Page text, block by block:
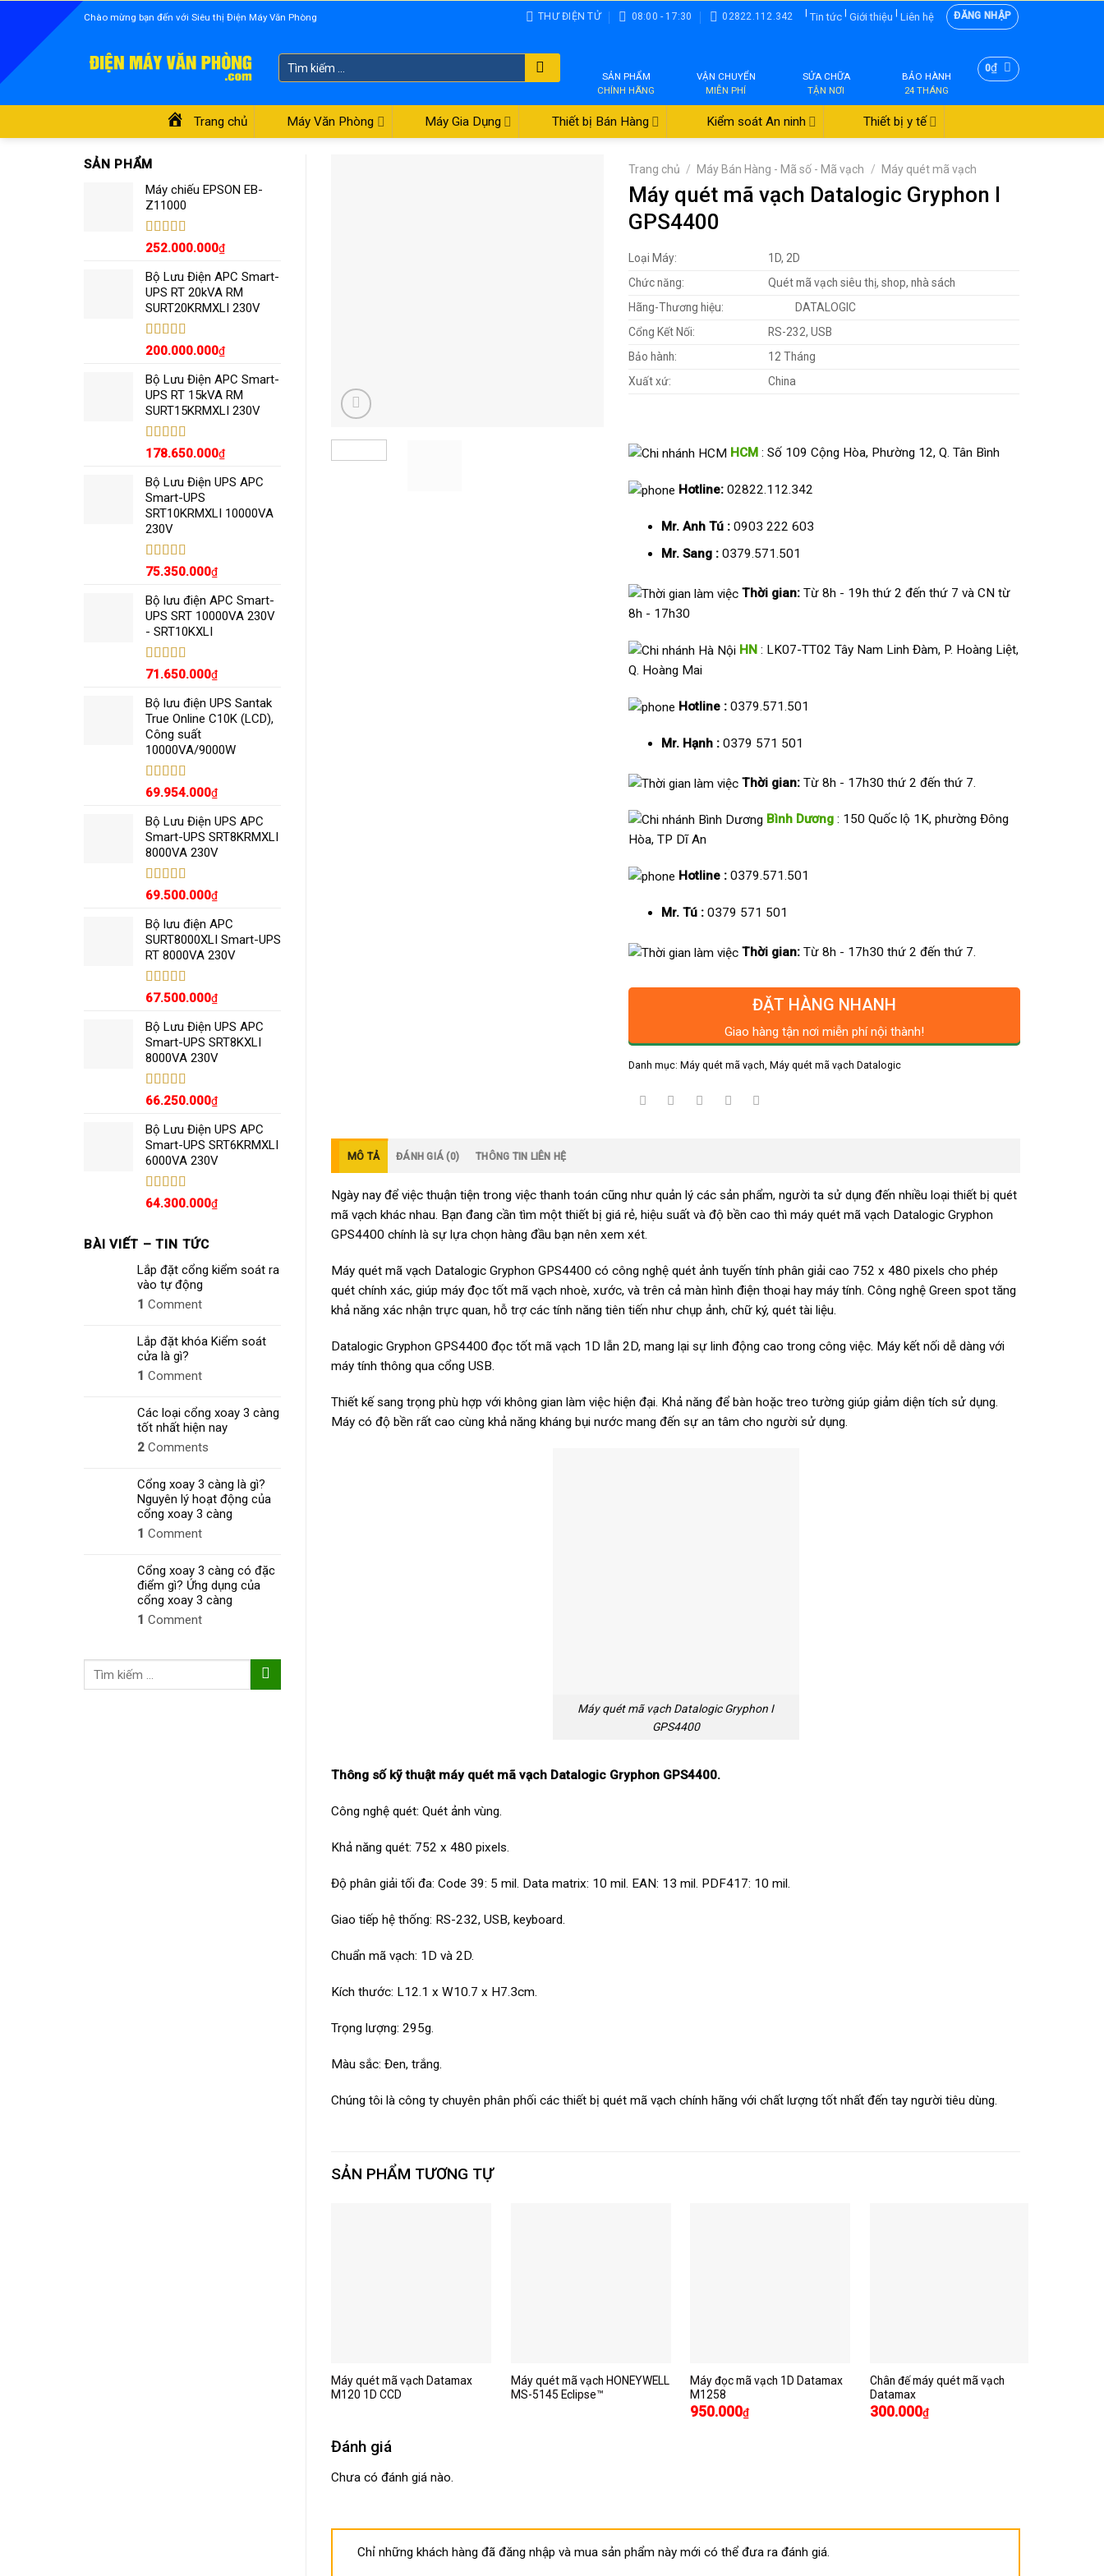
content
Chào mừng bạn đến với Siêu thị Điện Máy Văn Phòng THƯ ĐIỆN TỬ 08:00 - 17:30 02822.112.342 |Tin tức | Giới thiệu | Liên hệ ĐĂNG NHẬP
Tìm
kiếm:
SẢN PHẨM
CHÍNH HÃNG
VẬN CHUYỂN
MIỄN PHÍ
SỬA CHỮA
TẬN NƠI
BẢO HÀNH
24 THÁNG
0₫
Trang chủ Máy Văn Phòng Máy Gia Dụng Thiết bị Bán Hàng Kiểm soát An ninh Thiết bị y tế
SẢN PHẨM
Máy chiếu EPSON EB-
Z11000
Được xếp
sao
252.000.000₫
Bộ Lưu Điện APC Smart-
UPS RT 20kVA RM
SURT20KRMXLI 230V
Được xếp
5 sao
200.000.000₫
Bộ Lưu Điện APC Smart-
UPS RT 15kVA RM
SURT15KRMXLI 230V
Được xếp
sao
178.650.000₫
Bộ Lưu Điện UPS APC
Smart-UPS
SRT10KRMXLI 10000VA
230V
Được xếp
sao
75.350.000₫
Bộ lưu điện APC Smart-
UPS SRT 10000VA 230V
- SRT10KXLI
Được xếp
sao
71.650.000₫
Bộ lưu điện UPS Santak
True Online C10K (LCD),
Công suất
10000VA/9000W
Được xếp
sao
69.954.000₫
Bộ Lưu Điện UPS APC
Smart-UPS SRT8KRMXLI
8000VA 230V
Được xếp
sao
69.500.000₫
Bộ lưu điện APC
SURT8000XLI Smart-UPS
RT 8000VA 230V
Được xếp
sao
67.500.000₫
Bộ Lưu Điện UPS APC
Smart-UPS SRT8KXLI
8000VA 230V
Được xếp
sao
66.250.000₫
Bộ Lưu Điện UPS APC
Smart-UPS SRT6KRMXLI
6000VA 230V
Được xếp
64.300.000₫
BÀI VIẾT – TIN TỨC
Lắp đặt cổng kiểm soát ra
vào tự động
1 Comment
Lắp đặt khóa Kiểm soát
cửa là gì?
1 Comment
Các loại cổng xoay 3 càng
tốt nhất hiện nay
2 Comments
Cổng xoay 3 càng là gì?
Nguyên lý hoạt động của
cổng xoay 3 càng
1 Comment
Cổng xoay 3 càng có đặc
điểm gì? Ứng dụng của
cổng xoay 3 càng
1 Comment
Tìm
Trang chủ / Máy Bán Hàng - Mã số - Mã vạch / Máy quét mã vạch
Máy quét mã vạch Datalogic Gryphon I
GPS4400
Loại Máy:
1D, 2D
Chức năng:
Quét mã vạch siêu thị, shop, nhà sách
Hãng-Thương hiệu:
DATALOGIC
Cổng Kết Nối:
RS-232, USB
Bảo hành:
12 Tháng
Xuất xứ:
China
HCM: Số 109 Cộng Hòa, Phường 12, Q. Tân Bình
Hotline:02822.112.342
Mr. Anh Tú : 0903 222 603
Mr. Sang : 0379.571.501
Thời gian:Từ 8h - 19h thứ 2 đến thứ 7 và CN từ
8h - 17h30
HN: LK07-TT02 Tây Nam Linh Đàm, P. Hoàng Liệt,
Q. Hoàng Mai
Hotline :0379.571.501
Mr. Hạnh : 0379 571 501
Thời gian:Từ 8h - 17h30 thứ 2 đến thứ 7.
Bình Dương: 150 Quốc lộ 1K, phường Đông
Hòa, TP Dĩ An
Hotline :0379.571.501
Mr. Tú : 0379 571 501
Thời gian:Từ 8h - 17h30 thứ 2 đến thứ 7.
ĐẶT HÀNG NHANH
Giao hàng tận nơi miễn phí nội thành!
Danh mục: Máy quét mã vạch, Máy quét mã vạch Datalogic
MÔ TẢ ĐÁNH GIÁ (0) THÔNG TIN LIÊN HỆ
Ngày nay để việc thuận tiện trong việc thanh toán cũng như quản lý các sản phẩm, người ta sử dụng đến nhiều loại thiết bị quét
mã vạch khác nhau. Bạn đang cần tìm một thiết bị giá rẻ, hiệu suất và độ bền cao thì máy quét mã vạch Datalogic Gryphon
GPS4400 chính là sự lựa chọn hàng đầu bạn nên xem xét.
Máy quét mã vạch Datalogic Gryphon GPS4400 có công nghệ quét ảnh tuyến tính phân giải cao 752 x 480 pixels cho phép
quét chính xác, giúp máy đọc tốt mã vạch nhoè, xước, và trên cả màn hình điện thoại hay máy tính. Công nghệ Green spot tăng
khả năng xác nhận trực quan, hỗ trợ các tính năng tiên tiến như chụp ảnh, chữ ký, quét tài liệu.
Datalogic Gryphon GPS4400 đọc tốt mã vạch 1D lẫn 2D, mang lại sự linh động cao trong công việc. Máy kết nối dễ dàng với
máy tính thông qua cổng USB.
Thiết kế sang trọng phù hợp với không gian làm việc hiện đại. Khả năng để bàn hoặc treo tường giúp giảm diện tích sử dụng.
Máy có độ bền rất cao cùng khả năng kháng bụi nước mang đến sự an tâm cho người sử dụng.
Máy quét mã vạch Datalogic Gryphon I
GPS4400
Thông số kỹ thuật máy quét mã vạch Datalogic Gryphon GPS4400.
Công nghệ quét: Quét ảnh vùng.
Khả năng quét: 752 x 480 pixels.
Độ phân giải tối đa: Code 39: 5 mil. Data matrix: 10 mil. EAN: 13 mil. PDF417: 10 mil.
Giao tiếp hệ thống: RS-232, USB, keyboard.
Chuẩn mã vạch: 1D và 2D.
Kích thước: L12.1 x W10.7 x H7.3cm.
Trọng lượng: 295g.
Màu sắc: Đen, trắng.
Chúng tôi là công ty chuyên phân phối các thiết bị quét mã vạch chính hãng với chất lượng tốt nhất đến tay người tiêu dùng.
SẢN PHẨM TƯƠNG TỰ
Máy quét mã vạch Datamax
M120 1D CCD
Máy quét mã vạch HONEYWELL
MS-5145 Eclipse™
Máy đọc mã vạch 1D Datamax
M1258
950.000₫
Chân đế máy quét mã vạch
Datamax
300.000₫
Đánh giá
Chưa có đánh giá nào.
Chỉ những khách hàng đã đăng nhập và mua sản phẩm này mới có thể đưa ra đánh giá.